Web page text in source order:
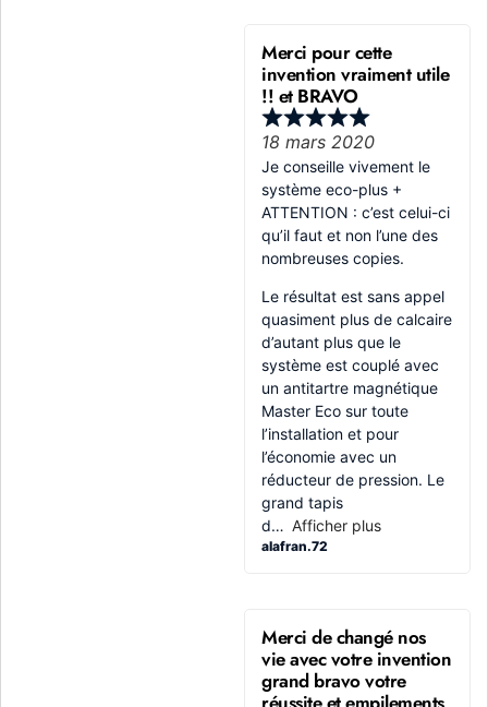
Merci pour cette
invention vraiment utile
!! et BRAVO
18 mars 2020
Je conseille vivement le
système eco-plus +
ATTENTION : c’est celui-ci
qu’il faut et non l’une des
nombreuses copies.
Le résultat est sans appel
quasiment plus de calcaire
d’autant plus que le
système est couplé avec
un antitartre magnétique
Master Eco sur toute
l’installation et pour
l’économie avec un
réducteur de pression. Le
grand tapis
d
Afficher plus
alafran.72
Merci de changé nos
vie avec votre invention
grand bravo votre